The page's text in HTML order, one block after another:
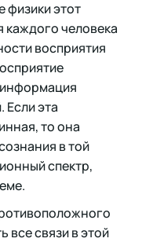
физики этот
человека
восприятия
эта
то она
в той
спектр,
все связи в этой